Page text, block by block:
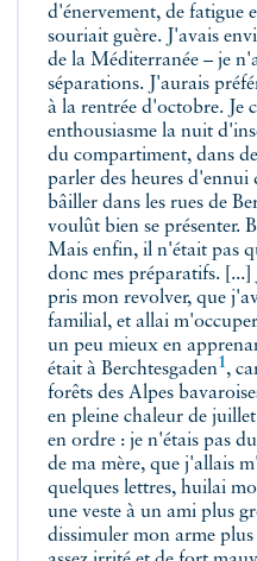
d'énervement, de fatigue
souriait guère. J'avais
de la Méditerranée – je
séparations. J'aurais
à la rentrée d'octobre. Je
enthousiasme la nuit
du compartiment, dans
parler des heures
bâiller dans les rues de
voulût bien se présenter.
Mais enfin, il n'était pas
donc mes préparatifs. [...]
pris mon revolver, que
familial, et allai
un peu mieux en
était à Berchtesgaden1,
forêts des Alpes
en pleine chaleur de
en ordre : je n'étais pas
de ma mère, que j'allais
quelques lettres, huilai
une veste à un ami plus
dissimuler mon arme